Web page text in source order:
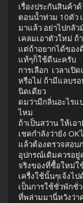
เรื่องประกันสินค้า
ตอนน้ำท่วม 10ตัว
มาแล้ว อย่าไปกลัว
เคลมเอาตัวใหม่
แต่ถ้าอยากได้ของ
แท้ๆก็ใช้ดีนะครับ
การเลือก เวลาเปิ
หรือไม่ ถ้ามีแลบร
นิดเดียว
ดมว่ามีกลิ่นอะไรแ
ไหม
ถ้าเป็นสว่าน ให้เ
เชคกำลังว่ายัง OK
แล้วต้องตรวจสอบ
อุปกรณ์เดิมควรอ
จริงของที่ซื้อใหม่ใ
เครื่งใช้นั้นๆเจ้งไ
เป็นการใช้ชั่วพักชั่
ที่พล่ามมานี่หวังว่า